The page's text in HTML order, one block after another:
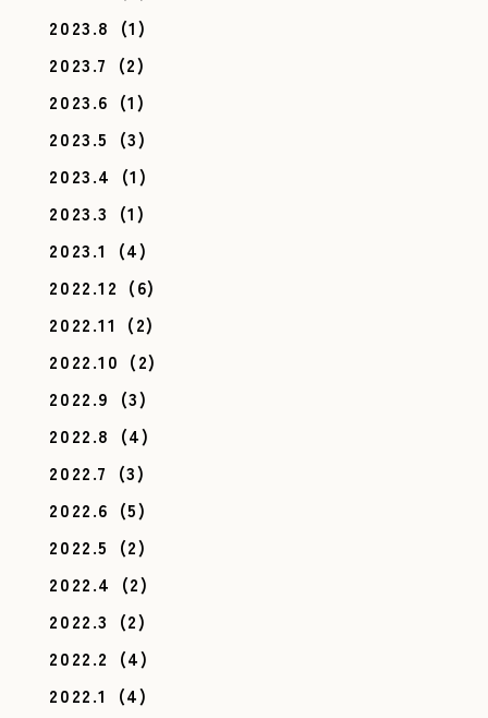
2023.8 (1)
2023.7 (2)
2023.6 (1)
2023.5 (3)
2023.4 (1)
2023.3 (1)
2023.1
(4)
2022.12 (6)
2022.11 (2)
2022.10 (2)
2022.9 (3)
2022.8 (4)
2022.7 (3)
2022.6 (5)
2022.5 (2)
2022.4 (2)
2022.3 (2)
2022.2 (4)
2022.1
(4)